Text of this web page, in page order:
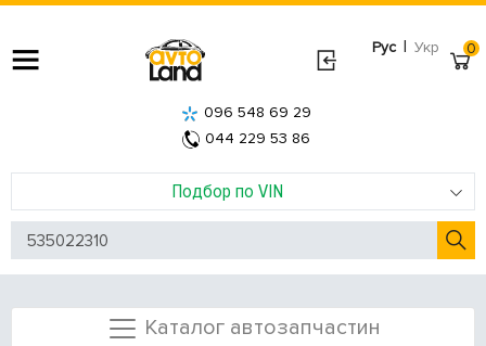
Рус | Укр
Подбор по VIN
096 548 69 29
044 229 53 86
0
Каталог автозапчастин